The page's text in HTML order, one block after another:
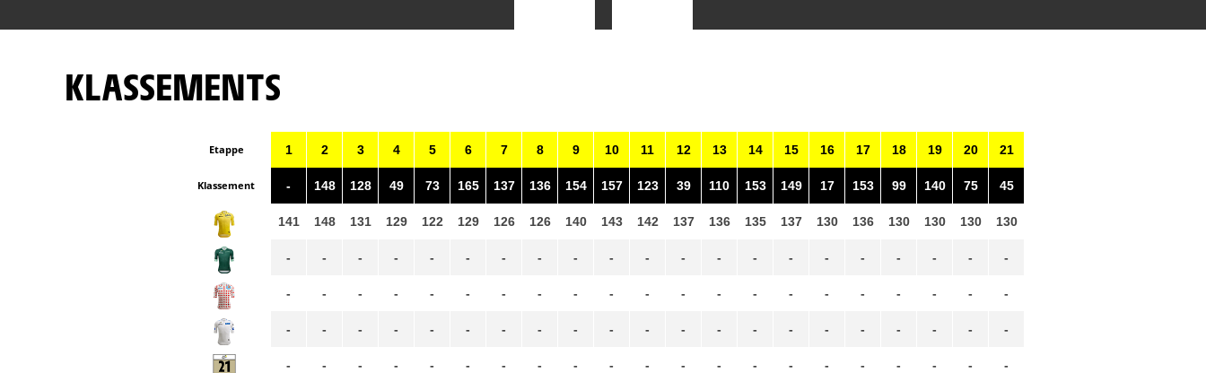
KLASSEMENTS
Etappe
Klassement
1
-
141
-
-
-
-
2
148
148
-
-
-
-
3
128
131
-
-
-
-
4
49
129
-
-
-
-
5
73
122
-
-
-
-
6
165
129
-
-
-
-
7
137
126
-
-
-
-
8
136
126
-
-
-
-
9
154
140
-
-
-
-
10
157
143
-
-
-
-
11
123
142
-
-
-
-
12
39
137
-
-
-
-
13
110
136
-
-
-
-
14
153
135
-
-
-
-
15
149
137
-
-
-
-
16
17
130
-
-
-
-
17
153
136
-
-
-
-
18
99
130
-
-
-
-
19
140
130
-
-
-
-
20
75
130
-
-
-
-
21
45
130
-
-
-
-